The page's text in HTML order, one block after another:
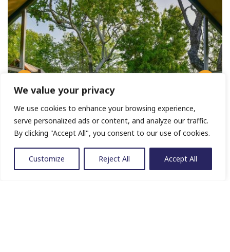
We value your privacy
We use cookies to enhance your browsing experience,
serve personalized ads or content, and analyze our traffic.
By clicking "Accept All", you consent to our use of cookies.
Customize Reject All Accept All